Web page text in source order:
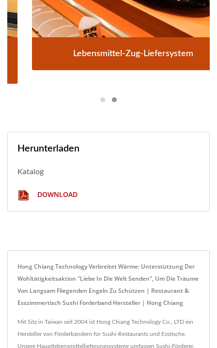
Lebensmittel-Zug-Liefersystem
Herunterladen
Katalog
DOWNLOAD
Hong Chiang Technology Verbreitet Wärme: Unterstützung Der
Wohltätigkeitsaktion "Liebe In Die Welt Senden", Um Die Träume
Von Langsam Fliegenden Engeln Zu Schützen | Restaurant &
Esszimmertisch Sushi Förderband Hersteller | Hong Chiang
Mit Sitz in Taiwan seit 2004 ist Hong Chiang Technology Co., LTD ein
Hersteller von Förderbändern für Sushi-Restaurants und Esstische.
Unsere Hauptlebensmittellieferungssysteme umfassen Sushi-Förderer,